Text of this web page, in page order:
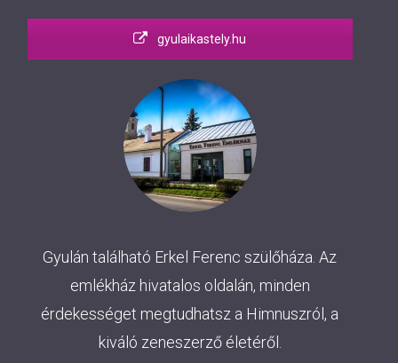
gyulaikastely.hu
Gyulán található Erkel Ferenc szülőháza. Az
emlékház hivatalos oldalán, minden
érdekességet megtudhatsz a Himnuszról, a
kiváló zeneszerző életéről.